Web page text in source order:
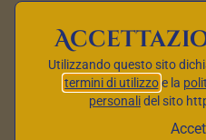
L’artrite è
articolazioni, provocando
In questo articolo,
dell’artrite, la sua
Utilizzando questo sito
termini di utilizzoe la
personalidel sito